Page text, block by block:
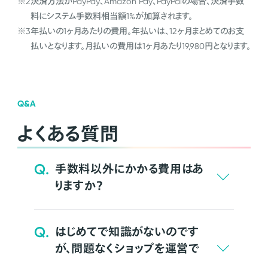
料にシステム手数料相当額1%が加算されます。
※3年払いの1ヶ月あたりの費用。年払いは、12ヶ月まとめてのお支
払いとなります。月払いの費用は1ヶ月あたり19,980円となります。
Q&A
よくある質問
Q. 手数料以外にかかる費用はあ
りますか？
Q. はじめてで知識がないのです
が、問題なくショップを運営で